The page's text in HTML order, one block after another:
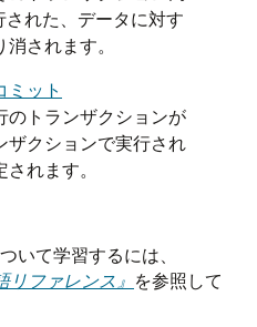
れた、データに対す
されます。
ミット
のトランザクションが
ザクションで実行され
れます。
いて学習するには、
リファレンス』 を参照して